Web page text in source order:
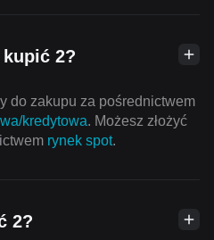
2?
do zakupu za pośrednictwem
kredytowa. Możesz złożyć
rynek spot.
2?